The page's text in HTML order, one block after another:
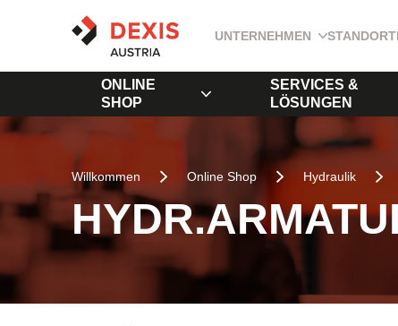
UNTERNEHMEN
ONLINE
SHOP
SERVICES &
LÖSUNGEN
Willkommen Online Shop Hydraulik